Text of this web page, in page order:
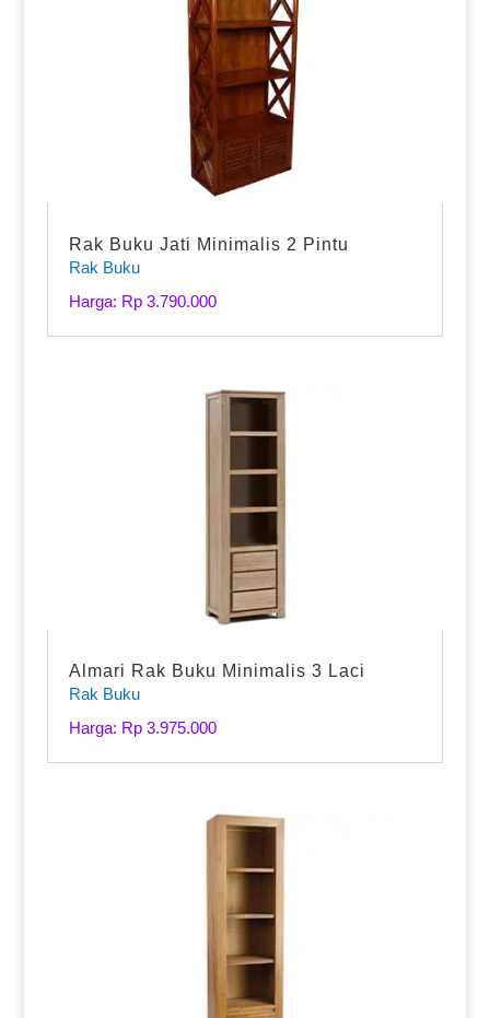
Rak Buku Jati Minimalis 2 Pintu
Rak Buku
Harga: Rp 3.790.000
Almari Rak Buku Minimalis 3 Laci
Rak Buku
Harga: Rp 3.975.000